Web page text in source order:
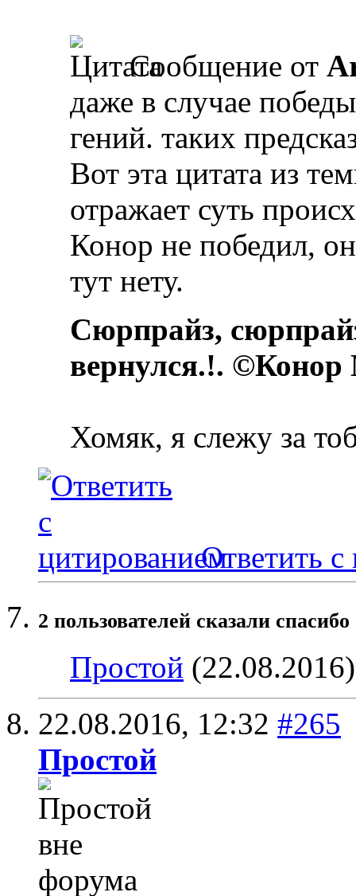
Сообщение от
даже в случае
гений. таких
Вот эта цитата из
отражает суть
Конор не победил,
тут нету.
Сюрпрайз,
вернулся.!.
Хомяк, я слежу за
Ответить с
2 пользователей сказали
Простой
22.08.2016, 12:32 #265
Простой